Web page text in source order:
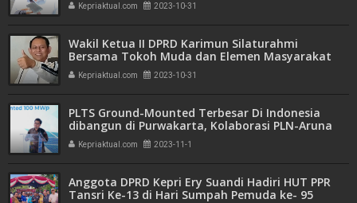
Kepriaktual.com 2023-10-31
Wakil Ketua II DPRD Karimun Silaturahmi
Bersama Tokoh Muda dan Elemen Masyarakat
se- Kecamatan Kundur
Kepriaktual.com 2023-10-31
PLTS Ground-Mounted Terbesar Di Indonesia
dibangun di Purwakarta, Kolaborasi PLN-Aruna
Wujudkan Kawasan Industri Hijau
Kepriaktual.com 2023-11-1
Anggota DPRD Kepri Ery Suandi Hadiri HUT PPR
Tansri Ke-13 di Hari Sumpah Pemuda ke- 95